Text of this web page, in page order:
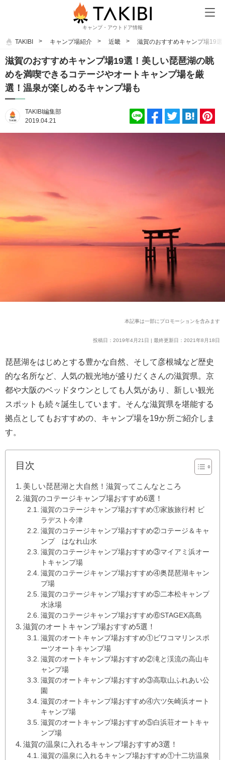
キャンプ・アウトドア情報
TAKIBI キャンプ場紹介 近畿 滋賀のおすすめキャンプ場19
滋賀のおすすめキャンプ場19選！美しい琵琶湖の眺
めを満喫できるコテージやオートキャンプ場を厳
選！温泉が楽しめるキャンプ場も
TAKIBI編集部
2019.04.21
本記事は一部にプロモーションを含みます
投稿日：2019年4月21日 | 最終更新日：2021年8月18日
琵琶湖をはじめとする豊かな自然、そして彦根城など歴史
的な名所など、人気の観光地が盛りだくさんの滋賀県。京
都や大阪のベッドタウンとしても人気があり、新しい観光
スポットも続々誕生しています。そんな滋賀県を堪能する
拠点としてもおすすめの、キャンプ場を19か所ご紹介しま
す。
目次
美しい琵琶湖と大自然！滋賀ってこんなところ
滋賀のコテージキャンプ場おすすめ6選！
滋賀のコテージキャンプ場おすすめ①家族旅行村 ビ
ラデスト今津
滋賀のコテージキャンプ場おすすめ②コテージ＆キャ
ンプ はなれ山水
滋賀のコテージキャンプ場おすすめ③マイアミ浜オー
トキャンプ場
滋賀のコテージキャンプ場おすすめ④奥琵琶湖キャン
プ場
滋賀のコテージキャンプ場おすすめ⑤二本松キャンプ
水泳場
滋賀のコテージキャンプ場おすすめ⑥STAGEX高島
滋賀のオートキャンプ場おすすめ5選！
滋賀のオートキャンプ場おすすめ①ビワコマリンスポ
ーツオートキャンプ場
滋賀のオートキャンプ場おすすめ②滝と渓流の高山キ
ャンプ場
滋賀のオートキャンプ場おすすめ③高取山ふれあい公
園
滋賀のオートキャンプ場おすすめ④六ツ矢崎浜オート
キャンプ場
滋賀のオートキャンプ場おすすめ⑤白浜荘オートキャ
ンプ場
滋賀の温泉に入れるキャンプ場おすすめ3選！
滋賀の温泉に入れるキャンプ場おすすめ①十二坊温泉